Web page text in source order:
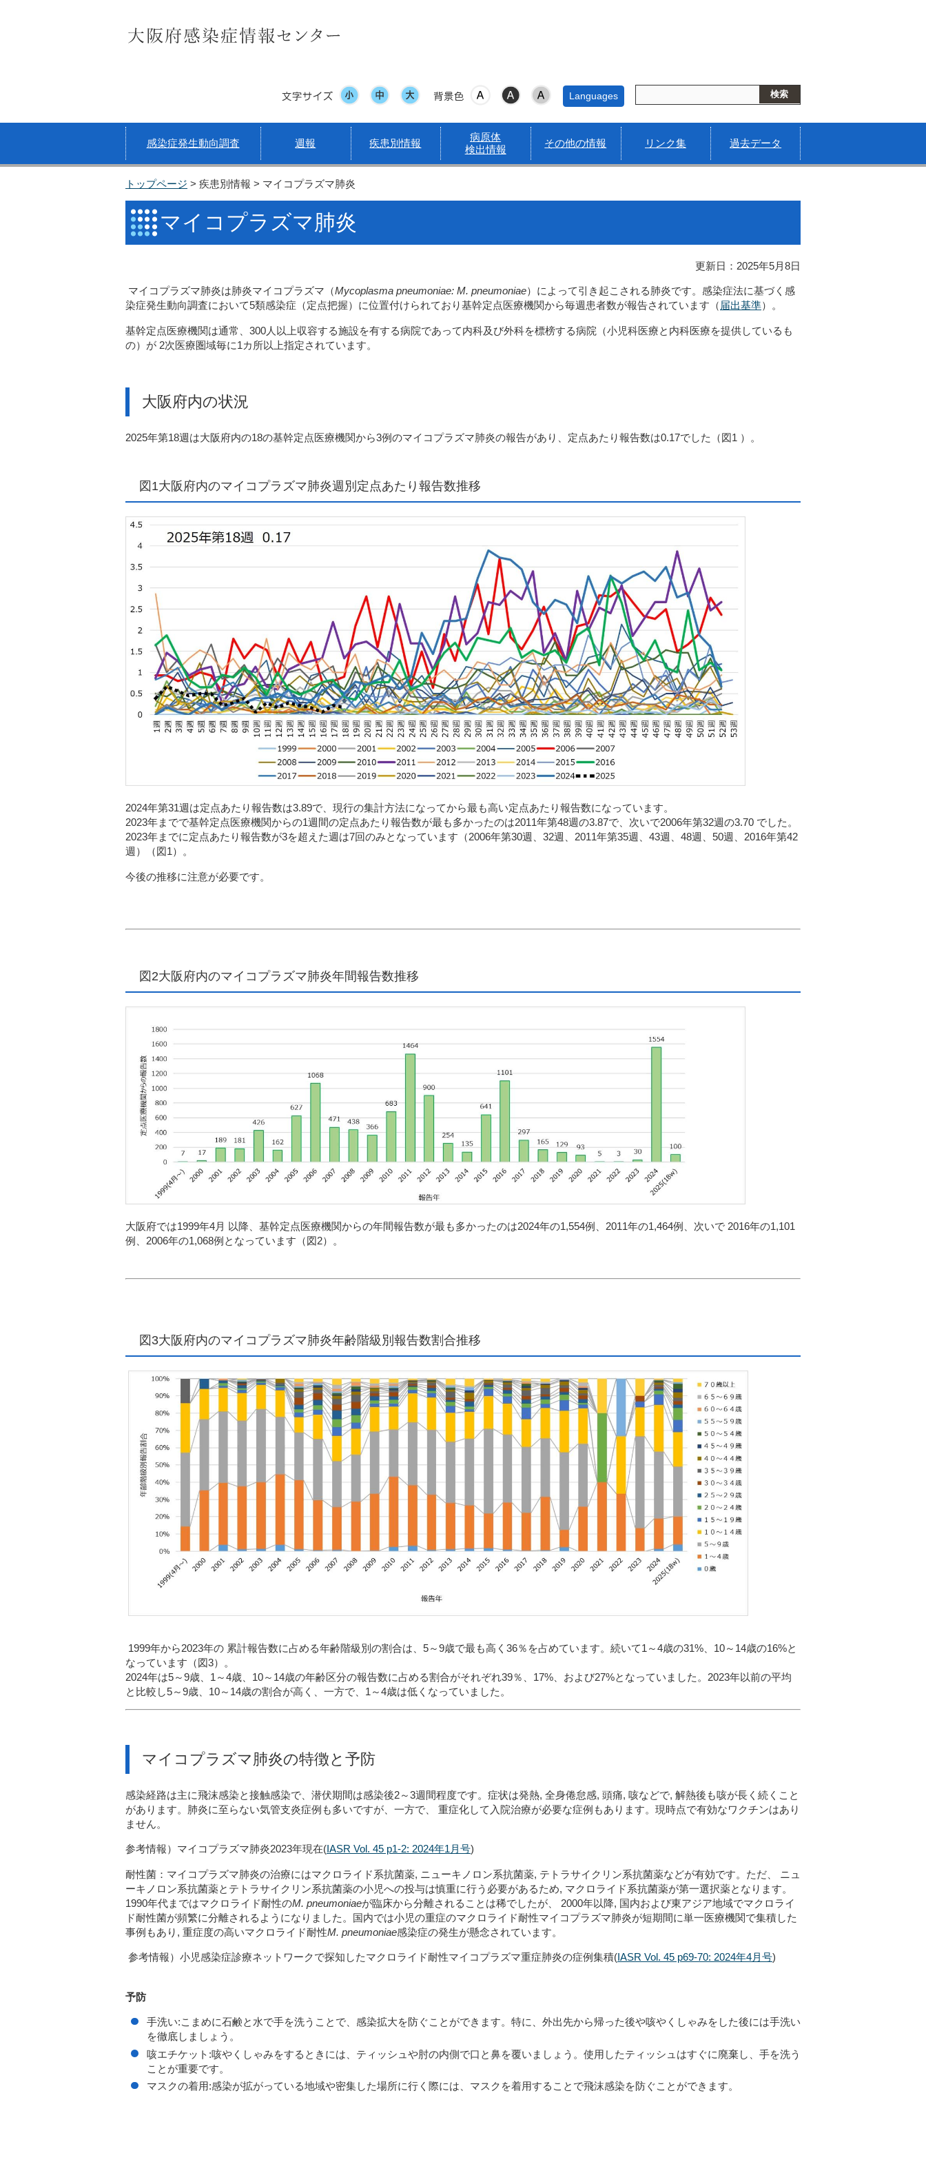
文字サイズ 表示色 Languages
感染症発生動向調査 週報 疾患別情報
病原体
検出情報
その他の情報 リンク集 過去データ
トップページ > 疾患別情報 > マイコプラズマ肺炎
マイコプラズマ肺炎
更新日：2025年5月8日
マイコプラズマ肺炎は肺炎マイコプラズマ（Mycoplasma pneumoniae: M. pneumoniae）によって引き起こされる肺炎です。感染症法に基づく感
染症発生動向調査において5類感染症（定点把握）に位置付けられており基幹定点医療機関から毎週患者数が報告されています（ 届出基準）。
基幹定点医療機関は通常、 300人以上収容する施設を有する病院であって内科及び外科を標榜する病院（小児科医療と内科医療を提供しているも
の） が 2次医療圏域毎に1カ所以 上指定されています。
大阪府内の状況
2025年第18週は大阪府内の18の基幹定点医療機関から3例のマイコプラズマ肺炎の報告があり、定点あたり報告数は0.17でした（図1 ）。
図1大阪府内のマイコプラズマ肺炎週別定点あたり報告数推移
2024年第31週は定点あたり報告数は3.89で、現行の集計方法になってから最も高い定点あたり報告数になっています。
2023年までで基幹定点医療機関からの1週間の定点あたり報告数が最も多かったのは2011年第48週の3.87で、次いで2006年第32週の3.70 でした。
2023年までに定点あたり報告数が3を超えた週は7回のみとなっています（2006年第30週、 32週、 2011年第35週、 43週、 48週、 50週、 2016年第42
週）（図1）。
今後の推移に注意が必要です。
図2大阪府内のマイコプラズマ肺炎年間報告数推移
大阪府では1999年4月 以降、基幹定点医療機関からの年間報告数が最も多かったのは2024年の1,554例、 2011年の1,464例、 次いで 2016年の1,101
例
2006年の1,068例となっています （図2）。
図3大阪府内のマイコプラズマ肺炎年齢階級別報告数割合推移
1999年から2023年の 累計報告数に占める年齢階級別の割合は、 5～9歳で最も高く 36％を占めています。続いて1～4歳の31% 10～ 14歳の16%と
なっています（図3）。
2024年は5～9歳、1～4歳、 10～ 14歳の年齢区分の報告数に占める割合がそれぞれ39％、17%、および27%となっていました。2023年以前の平均
と比較し5～9歳、 10～ 14歳の割合が高く、 一方で、1～4歳は低くなっていました。
マイコプラズマ肺炎の特徴と予防
感染経路は主に飛沫感染と接触感染で 潜伏期間は感染後2～3週間程度です。 症状は発熱, 全身倦怠感, 頭痛, 咳などで, 解熱後も咳が長く続くこと
があ ります。 肺炎に至らない気管支炎症例も多いですが、一方で、 重症化して入院治療が必要な症例もあ ります。 現時点で有効なワクチンはあり
ません。
参考情報） マイコプラズマ肺炎2023年現在( IASR Vol. 45 p1-2: 2024年1月号)
耐性菌： マイコプラズマ肺炎の治療にはマクロライド系抗菌薬, ニューキノロン系抗菌薬, テトラサイクリン系抗菌薬などが有効です。ただ、
ニュ
ーキノロン系抗菌薬とテトラサイクリン系抗菌薬の小児への投与は慎重に行う必要があるため, マクロライド系抗菌薬が第一選択薬とな ります。
1990年代まではマクロライド耐性のM. pneumoniaeが臨床から分離されることは稀でしたが、
2000年以降, 国内および東アジア地域でマクロライ
ド耐性菌が頻繁に分離されるようになり ました。 国内では小児の重症のマクロライド耐性マイコプラズマ肺炎が短期間に単一医療機関で集積した
事例 もあり , 重症度の高いマクロライド耐性M. pneumoniae感染症の発生が懸念されています。
参考情報）小児感染症診療ネットワークで探知したマクロライド耐性マイコプラズマ重症肺炎の症例集積(IASR Vol. 45 p69-70: 2024年4月号)
予防
手洗い:こまめに石鹸と水で手を洗うことで、感染拡大を防ぐことができます。特に、外出先から帰った後や咳やくしゃみをした後には手洗い
を徹底しましょう。
咳エチケット :咳やくしゃみをするときには、ティッシュや肘の内側で口と鼻を覆いましょう。使用したティッシュはすぐに廃棄し、手を洗う
ことが重要です。
マスクの着用:感染が拡がっている地域や密集した場所に行く際には、マスクを着用することで飛沫感染を防ぐことができます。